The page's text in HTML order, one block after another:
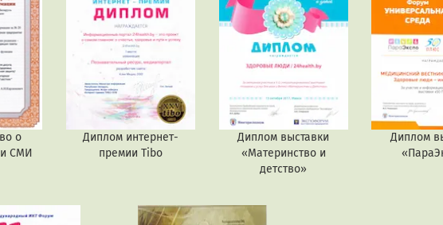
о
СМИ
Диплом интернет-
премии Tibo
Диплом выставки
«Материнство и
детство»
Диплом